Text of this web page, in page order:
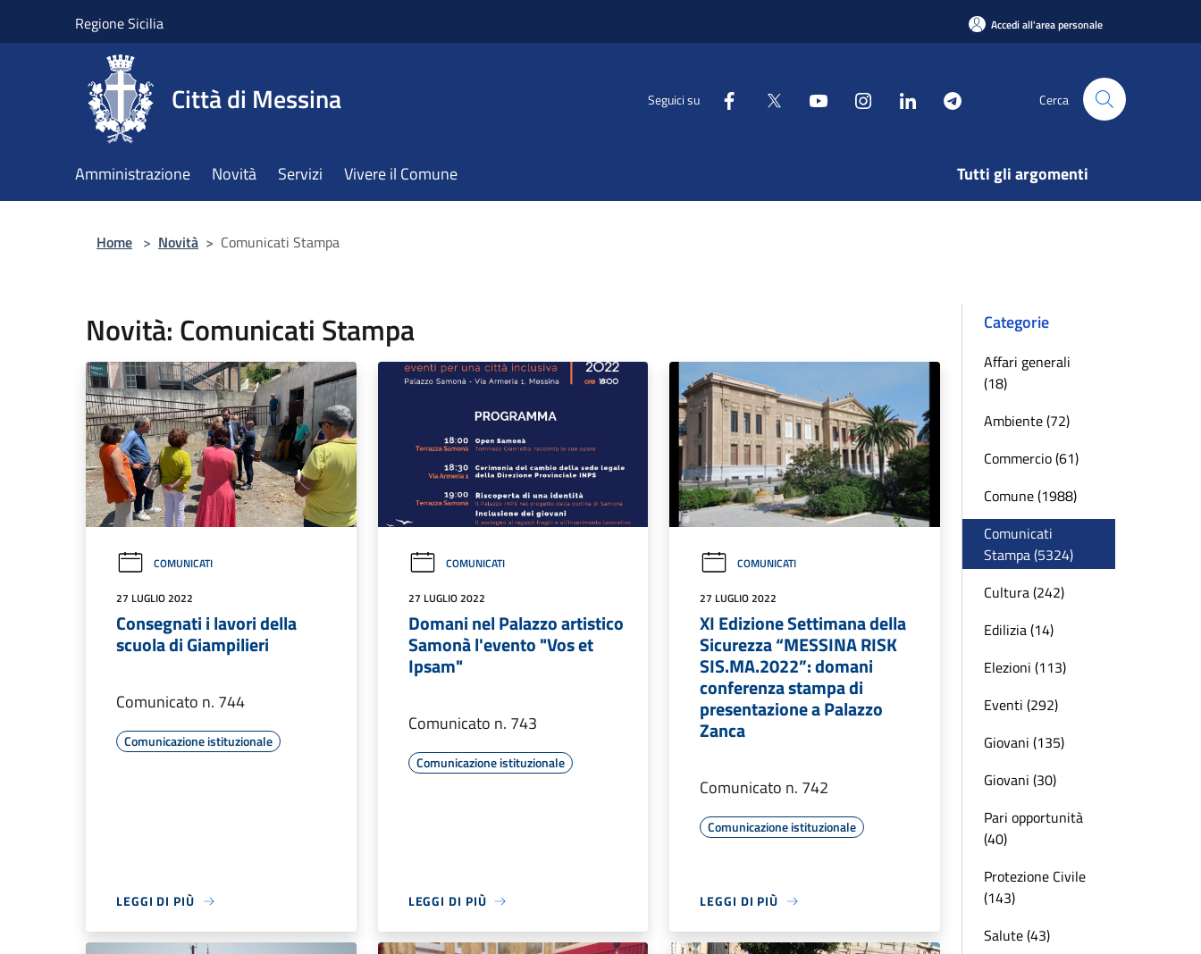
Regione Sicilia Accedi all'area personale
Città di Messina Seguici su Cerca
Amministrazione Novità Servizi Vivere il Comune Tutti gli argomenti
Home > Novità > Comunicati Stampa
Novità: Comunicati Stampa
COMUNICATI
27 LUGLIO 2022
Consegnati i lavori della
scuola di Giampilieri
Comunicato n. 744
Comunicazione istituzionale
LEGGI DI PIÙ
COMUNICATI
27 LUGLIO 2022
Domani nel Palazzo artistico
Samonà l'evento "Vos et
Ipsam"
Comunicato n. 743
Comunicazione istituzionale
LEGGI DI PIÙ
COMUNICATI
27 LUGLIO 2022
XI Edizione Settimana della
Sicurezza “MESSINA RISK
SIS.MA.2022”: domani
conferenza stampa di
presentazione a Palazzo
Zanca
Comunicato n. 742
Comunicazione istituzionale
LEGGI DI PIÙ
Categorie
Affari generali
(18)
Ambiente (72)
Commercio (61)
Comune (1988)
Comunicati
Stampa (5324)
Cultura (242)
Edilizia (14)
Elezioni (113)
Eventi (292)
Giovani (135)
Giovani (30)
Pari opportunità
(40)
Protezione Civile
(143)
Salute (43)